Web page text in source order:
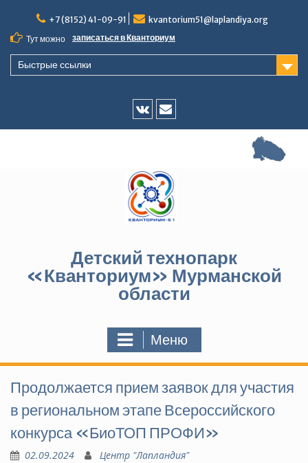
содержимому
+7 (8152) 41-09-91
kvantorium51@laplandiya.org
Тут можно
записаться в Кванториум
Быстрые ссылки
Vk
E-
Детский технопарк
«Кванториум» Мурманской
области
Меню
Продолжается прием заявок для участия
в региональном этапе Всероссийского
конкурса «БиоТОП ПРОФИ»
02.09.2024 Центр "Лапландия"